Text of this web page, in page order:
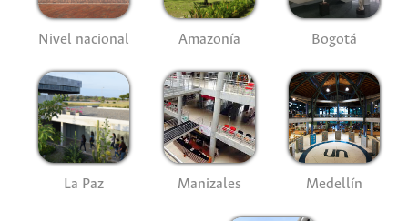
Nivel nacional Amazonía Bogotá
La Paz Manizales Medellín